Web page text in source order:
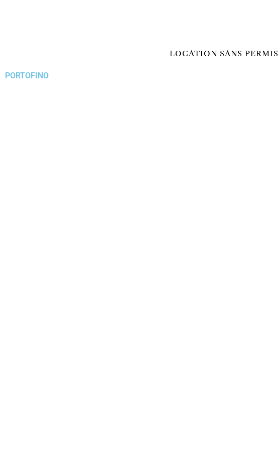
LOCATION SANS PERMIS
PORTOFINO